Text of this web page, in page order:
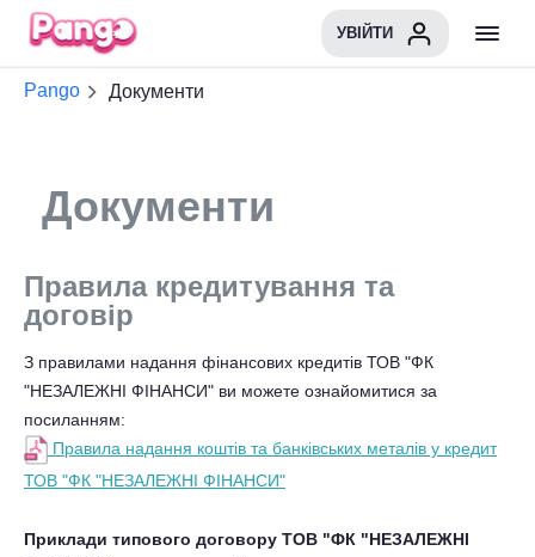
УВІЙТИ
Pango Документи
Документи
Правила кредитування та
договір
З правилами надання фінансових кредитів ТОВ "ФК
"НЕЗАЛЕЖНІ ФІНАНСИ" ви можете ознайомитися за
посиланням:
Правила надання коштів та банківських металів у кредит
ТОВ "ФК "НЕЗАЛЕЖНІ ФІНАНСИ"
Приклади типового договору ТОВ "ФК "НЕЗАЛЕЖНІ